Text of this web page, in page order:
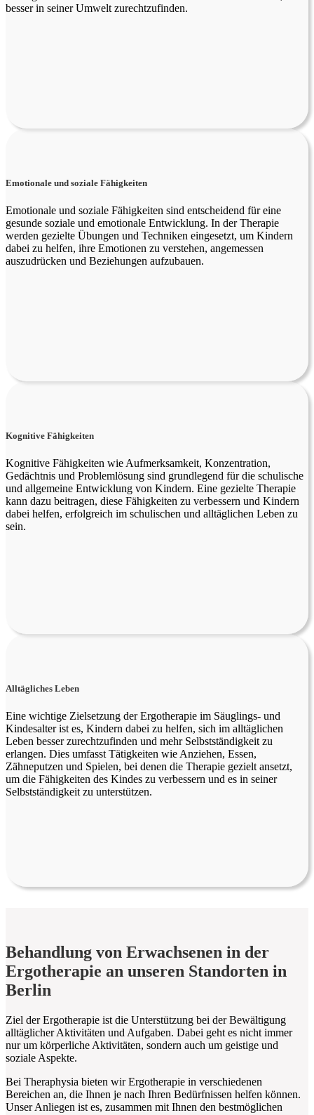
besser in seiner Umwelt zurechtzufinden.
Emotionale und soziale Fähigkeiten
Emotionale und soziale Fähigkeiten sind entscheidend für eine
gesunde soziale und emotionale Entwicklung. In der Therapie
werden gezielte Übungen und Techniken eingesetzt, um Kindern
dabei zu helfen, ihre Emotionen zu verstehen, angemessen
auszudrücken und Beziehungen aufzubauen.
Kognitive Fähigkeiten
Kognitive Fähigkeiten wie Aufmerksamkeit, Konzentration,
Gedächtnis und Problemlösung sind grundlegend für die schulische
und allgemeine Entwicklung von Kindern. Eine gezielte Therapie
kann dazu beitragen, diese Fähigkeiten zu verbessern und Kindern
dabei helfen, erfolgreich im schulischen und alltäglichen Leben zu
sein.
Alltägliches Leben
Eine wichtige Zielsetzung der Ergotherapie im Säuglings- und
Kindesalter ist es, Kindern dabei zu helfen, sich im alltäglichen
Leben besser zurechtzufinden und mehr Selbstständigkeit zu
erlangen. Dies umfasst Tätigkeiten wie Anziehen, Essen,
Zähneputzen und Spielen, bei denen die Therapie gezielt ansetzt,
um die Fähigkeiten des Kindes zu verbessern und es in seiner
Selbstständigkeit zu unterstützen.
Behandlung von Erwachsenen in der
Ergotherapie an unseren Standorten in
Berlin
Ziel der Ergotherapie ist die Unterstützung bei der Bewältigung
alltäglicher Aktivitäten und Aufgaben. Dabei geht es nicht immer
nur um körperliche Aktivitäten, sondern auch um geistige und
soziale Aspekte.
Bei Theraphysia bieten wir Ergotherapie in verschiedenen
Bereichen an, die Ihnen je nach Ihren Bedürfnissen helfen können.
Unser Anliegen ist es, zusammen mit Ihnen den bestmöglichen